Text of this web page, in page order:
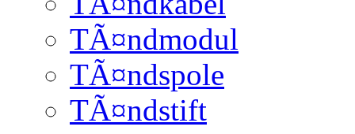
TÃ¤ndmodul
TÃ¤ndspole
TÃ¤ndstift